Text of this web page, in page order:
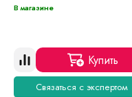
В магазине
Купить
Связаться с экспертом